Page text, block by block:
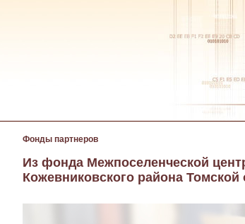
Фонды партнеров
Из фонда Межпоселенческой
Кожевниковского района Томской